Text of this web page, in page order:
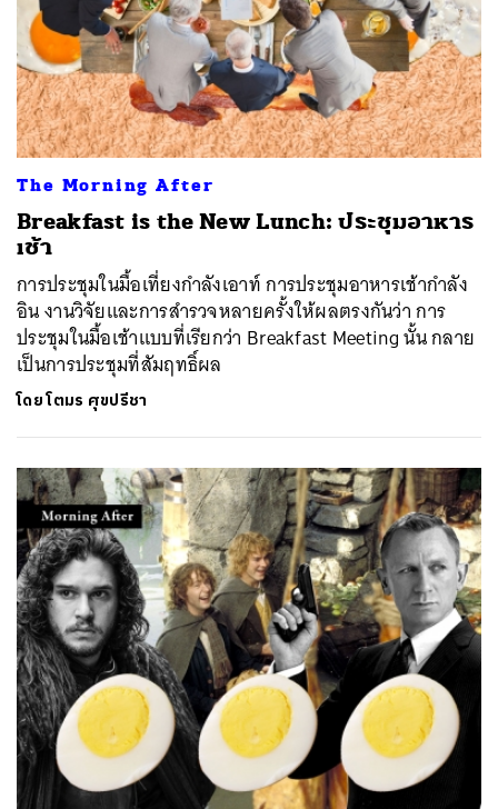
The Morning After
Breakfast is the New Lunch: ประชุมอาหาร
เช้า
การประชุมในมื้อเที่ยงกำลังเอาท์ การประชุมอาหารเช้ากำลัง
อิน งานวิจัยและการสำรวจหลายครั้งให้ผลตรงกันว่า การ
ประชุมในมื้อเช้าแบบที่เรียกว่า Breakfast Meeting นั้น กลาย
เป็นการประชุมที่สัมฤทธิ์ผล
โดยโตมร ศุขปรีชา